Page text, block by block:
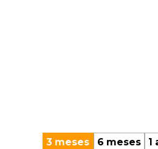
3 meses 6 meses 1